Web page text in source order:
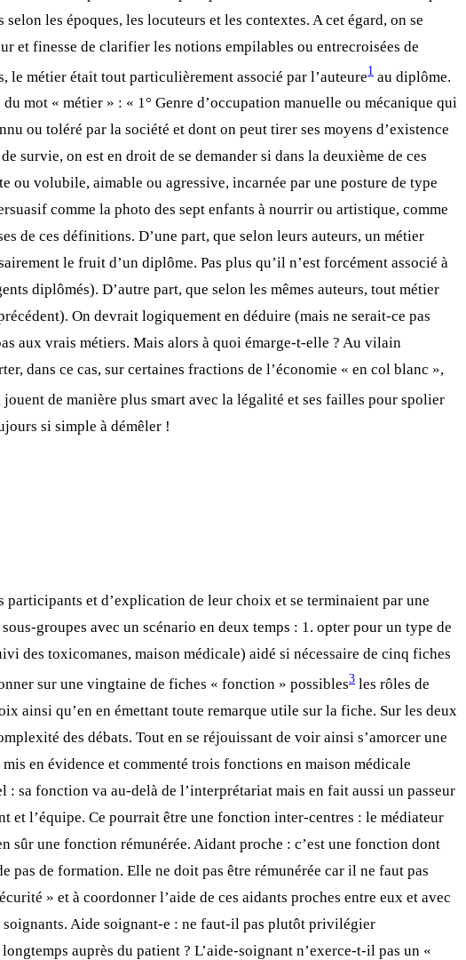
les époques, les locuteurs et les contextes. A cet égard, on se
et finesse de clarifier les notions empilables ou entrecroisées de
le métier était tout particulièrement associé par l’auteure1 au diplôme.
mot « métier » : « 1° Genre d’occupation manuelle ou mécanique qui
ou toléré par la société et dont on peut tirer ses moyens d’existence
survie, on est en droit de se demander si dans la deuxième de ces
ou volubile, aimable ou agressive, incarnée par une posture de type
comme la photo des sept enfants à nourrir ou artistique, comme
de ces définitions. D’une part, que selon leurs auteurs, un métier
le fruit d’un diplôme. Pas plus qu’il n’est forcément associé à
diplômés). D’autre part, que selon les mêmes auteurs, tout métier
On devrait logiquement en déduire (mais ne serait-ce pas
aux vrais métiers. Mais alors à quoi émarge-t-elle ? Au vilain
dans ce cas, sur certaines fractions de l’économie « en col blanc »,
jouent de manière plus smart avec la légalité et ses failles pour spolier
si simple à démêler !
et d’explication de leur choix et se terminaient par une
groupes avec un scénario en deux temps : 1. opter pour un type de
des toxicomanes, maison médicale) aidé si nécessaire de cinq fiches
sur une vingtaine de fiches « fonction » possibles3 les rôles de
ainsi qu’en en émettant toute remarque utile sur la fiche. Sur les deux
des débats. Tout en se réjouissant de voir ainsi s’amorcer une
en évidence et commenté trois fonctions en maison médicale
fonction va au-delà de l’interprétariat mais en fait aussi un passeur
l’équipe. Ce pourrait être une fonction inter-centres : le médiateur
sûr une fonction rémunérée. Aidant proche : c’est une fonction dont
de formation. Elle ne doit pas être rémunérée car il ne faut pas
» et à coordonner l’aide de ces aidants proches entre eux et avec
Aide soignant-e : ne faut-il pas plutôt privilégier
auprès du patient ? L’aide-soignant n’exerce-t-il pas un «